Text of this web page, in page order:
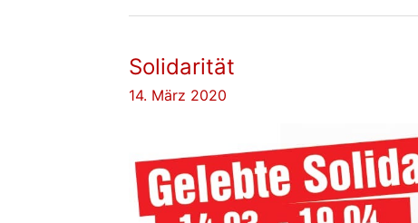
in
Händen.
Solidarität
14. März 2020